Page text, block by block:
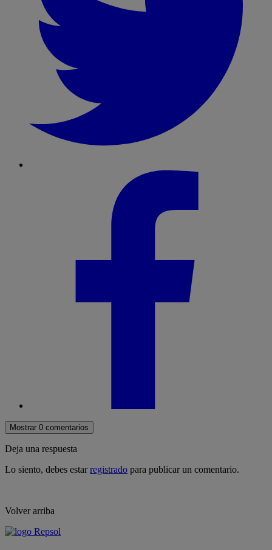
Mostrar 0 comentarios
Deja una respuesta
Lo siento, debes estarregistrado para publicar un comentario.
Volver arriba